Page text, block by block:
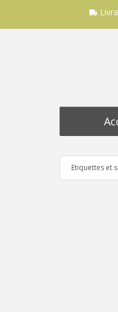
Etiquettes et